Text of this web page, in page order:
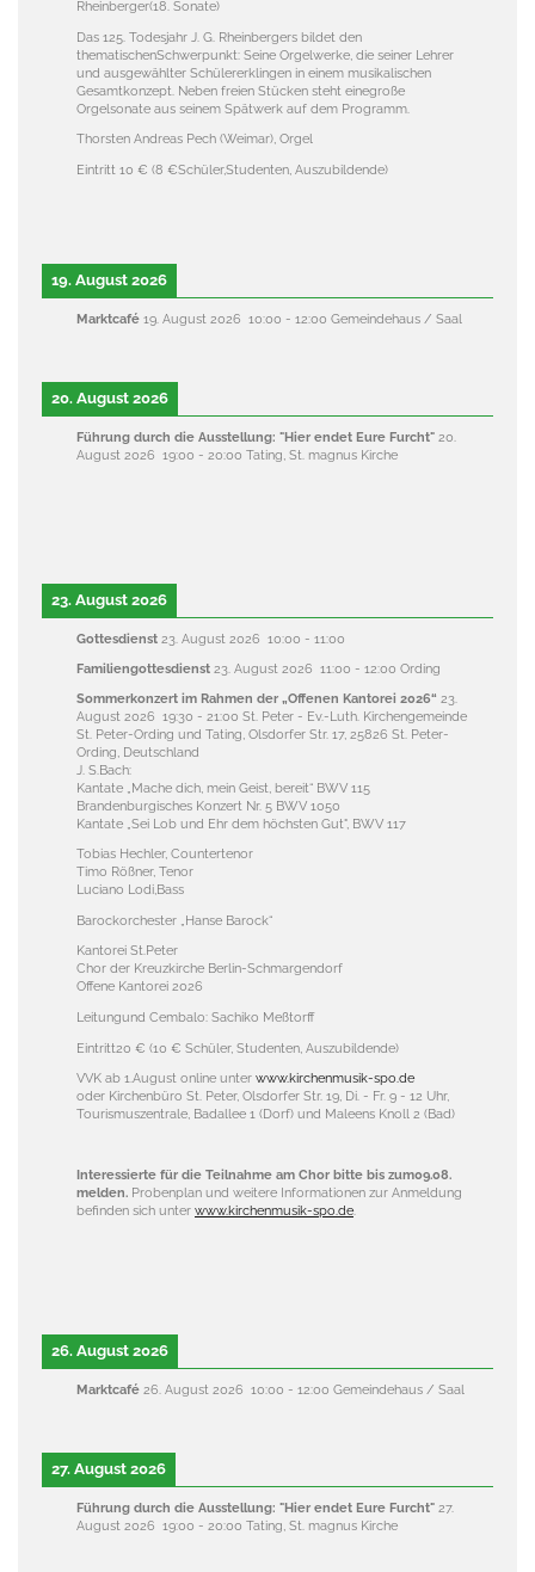
Rheinberger(18. Sonate)
Das 125. Todesjahr J. G. Rheinbergers bildet den
thematischenSchwerpunkt: Seine Orgelwerke, die seiner Lehrer
und ausgewählter Schülererklingen in einem musikalischen
Gesamtkonzept. Neben freien Stücken steht einegroße
Orgelsonate aus seinem Spätwerk auf dem Programm.
Thorsten Andreas Pech (Weimar), Orgel
Eintritt 10 € (8 €Schüler,Studenten, Auszubildende)
19. August 2026
Marktcafé 19. August 2026 10:00 - 12:00 Gemeindehaus / Saal
20. August 2026
Führung durch die Ausstellung: "Hier endet Eure Furcht" 20.
August 2026 19:00 - 20:00 Tating, St. magnus Kirche
23. August 2026
Gottesdienst 23. August 2026 10:00 - 11:00
Familiengottesdienst 23. August 2026 11:00 - 12:00 Ording
Sommerkonzert im Rahmen der „Offenen Kantorei 2026“ 23.
August 2026 19:30 - 21:00 St. Peter - Ev.-Luth. Kirchengemeinde
St. Peter-Ording und Tating, Olsdorfer Str. 17, 25826 St. Peter-
Ording, Deutschland
J. S.Bach:
Kantate „Mache dich, mein Geist, bereit“ BWV 115
Brandenburgisches Konzert Nr. 5 BWV 1050
Kantate „Sei Lob und Ehr dem höchsten Gut", BWV 117
Tobias Hechler, Countertenor
Timo Rößner, Tenor
Luciano Lodi,Bass
Barockorchester „Hanse Barock“
Kantorei St.Peter
Chor der Kreuzkirche Berlin-Schmargendorf
Offene Kantorei 2026
Leitungund Cembalo: Sachiko Meßtorff
Eintritt20 € (10 € Schüler, Studenten, Auszubildende)
VVK ab 1.August online unter www.kirchenmusik-spo.de
oder Kirchenbüro St. Peter, Olsdorfer Str. 19, Di. - Fr. 9 - 12 Uhr,
Tourismuszentrale, Badallee 1 (Dorf) und Maleens Knoll 2 (Bad)
Interessierte für die Teilnahme am Chor bitte bis zum09.08.
melden. Probenplan und weitere Informationen zur Anmeldung
befinden sich unter www.kirchenmusik-spo.de
26. August 2026
Marktcafé 26. August 2026 10:00 - 12:00 Gemeindehaus / Saal
27. August 2026
Führung durch die Ausstellung: "Hier endet Eure Furcht" 27.
August 2026 19:00 - 20:00 Tating, St. magnus Kirche